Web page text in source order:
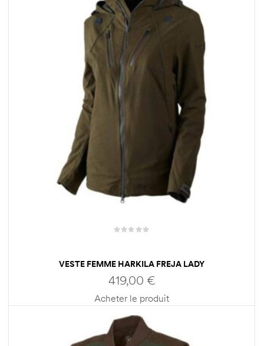
VESTE FEMME HARKILA FREJA LADY
419,00 €
Acheter le produit